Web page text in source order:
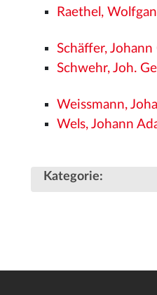
Raethel,
Schäffer,
Schwehr, Joh.
Weissmann,
Wels, Johann
Kategorie: